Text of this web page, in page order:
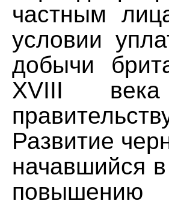
частным
условии
добычи
XVIII
Развитие
начавшийся
повышению